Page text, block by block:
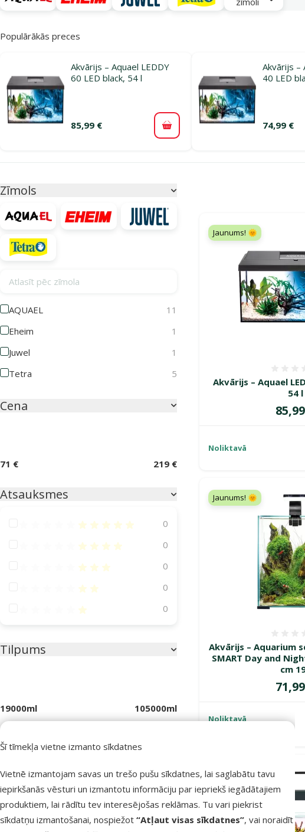
Šī tīmekļa vietne izmanto sīkdatnes
Vietnē izmantojam savas un trešo pušu sīkdatnes, lai saglabātu tavu
iepirkšanās vēsturi un izmantotu informāciju par iepriekš iegādātajiem
produktiem, lai rādītu tev interesējošas reklāmas. Tu vari piekrist
sīkdatņu izmantošanai, nospiežot “Atļaut visas sīkdatnes”, vai noraidīt
Populārākās preces
Akvārijs – Aquael LEDDY
60 LED black, 54 l
85,99 € Pievienot grozam
Akvārijs –
40 LED
74,99 €
Zīmols
Atlasīt pēc zīmola
AQUAEL
11
Eheim
1
Juwel
1
Tetra
5
Cena
71 € 219 €
Atsauksmes
Atsauksmes 100%
0
Atsauksmes 80%
0
Atsauksmes 60%
0
Atsauksmes 40%
0
Atsauksmes 20%
0
Tilpums
19000ml 105000ml
Krāsa
Akvārija veids
Ar panorāmas stiklu
1
Klasisks
17
Akvārijs – Aquael
54 l
Cena
Jaunums! 🌞
Noliktavā
Akvārijs – Aquarium
SMART Day and
cm
Cena
Jaunums! 🌞
Noliktavā
Jaunums! 🌞